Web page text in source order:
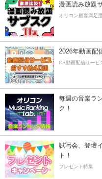
漫画読み放題
オリコン顧客満足
2026年動画配
CS動画配信サービ
毎週の音楽ラ
ク！
試写会、登壇
ト！
プレゼント特集